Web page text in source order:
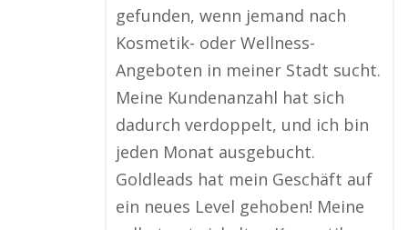
gefunden, wenn jemand nach
Kosmetik- oder Wellness-
Angeboten in meiner Stadt sucht.
Meine Kundenanzahl hat sich
dadurch verdoppelt, und ich bin
jeden Monat ausgebucht.
Goldleads hat mein Geschäft auf
ein neues Level gehoben! Meine